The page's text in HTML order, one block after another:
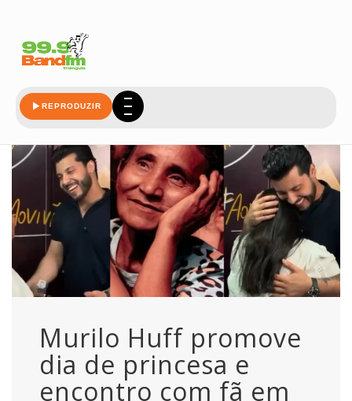
REPRODUZIR
Murilo Huff promove
dia de princesa e
encontro com fã em